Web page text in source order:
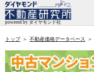
トップ 不動産価格データベース